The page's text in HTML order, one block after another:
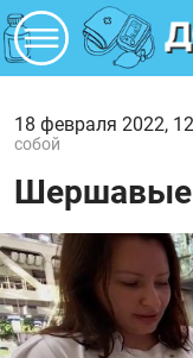
18 февраля 2022,
собой
Шершавые